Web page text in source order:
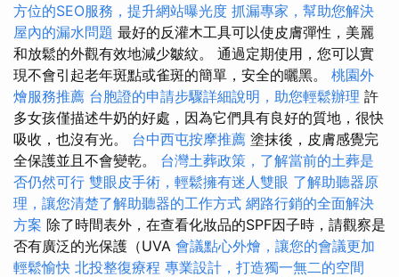
方位的SEO服務，提升網站曝光度 抓漏專家，幫助您解決
屋內的漏水問題 最好的反灌木工具可以使皮膚彈性，美麗
和放鬆的外觀有效地減少皺紋。 通過定期使用，您可以實
現不會引起老年斑點或雀斑的簡單，安全的曬黑。 桃園外
燴服務推薦 台胞證的申請步驟詳細說明，助您輕鬆辦理 許
多女孩僅描述牛奶的好處，因為它們具有良好的質地，很快
吸收，也沒有光。 台中西屯按摩推薦 塗抹後，皮膚感覺完
全保護並且不會變乾。 台灣土葬政策，了解當前的土葬是
否仍然可行 雙眼皮手術，輕鬆擁有迷人雙眼 了解助聽器原
理，讓您清楚了解助聽器的工作方式 網路行銷的全面解決
方案 除了時間表外，在查看化妝品的SPF因子時，請觀察是
否有廣泛的光保護（UVA 會議點心外燴，讓您的會議更加
輕鬆愉快 北投整復療程 專業設計，打造獨一無二的空間